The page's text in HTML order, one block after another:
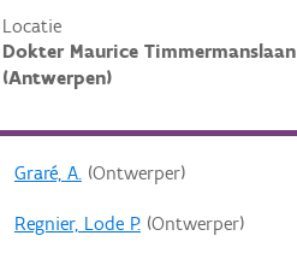
Locatie
Dokter Maurice Timmermanslaan
(Antwerpen)
Graré, A.(Ontwerper)
Regnier, Lode P.(Ontwerper)